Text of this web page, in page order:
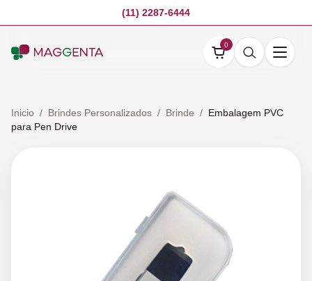
(11) 2287-6444
0
Inicio / Brindes Personalizados / Brinde / Embalagem PVC
para Pen Drive